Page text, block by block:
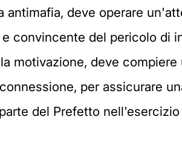
deve operare
convincente del pericolo di
motivazione, deve
per assicurare
del Prefetto